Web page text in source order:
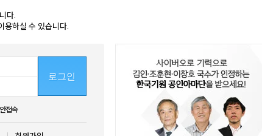
다.
용하실 수 있습니다.
로그인
접속